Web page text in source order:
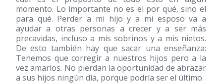
momento. Lo importante no es el por qué, sino el
para qué. Perder a mi hijo y a mi esposo va a
ayudar a otras personas a crecer y a ser más
precavidas, incluso a mis sobrinos y a mis nietos.
De esto también hay que sacar una enseñanza:
Tenemos que corregir a nuestros hijos pero a la
vez amarlos. No pierdan la oportunidad de abrazar
a sus hijos ningún día, porque podría ser el último.